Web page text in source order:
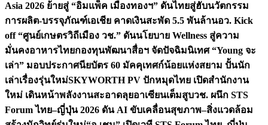
Asia 2026 ย้ายสู่ “อิมแพ็ค เมืองทองฯ” ดันไทยสู่ฮับนวัตกรรม
การผลิต-บรรจุภัณฑ์เอเชีย คาดเงินสะพัด 5.5 พันล้านอว. Kick
off “ศูนย์เกษตรวิถีเมือง วช.” ดันนโยบาย Wellness สู่ความ
มั่นคงอาหารไทยกองทุนพัฒนาสื่อฯ จัดปัจฉิมนิเทศ “Young จะ
เล่า” มอบประกาศนียบัตร 60 มัคคุเทศก์น้อยแห่งสยาม ปั้นนัก
เล่าเรื่องรุ่นใหม่SKYWORTH PV ปักหมุดไทย เปิดสำนักงาน
ใหม่ เดินหน้าพลังงานสะอาดลุยอาเซียนเต็มสูบวช. ผนึก STS
Forum ไทย–ญี่ปุ่น 2026 ดัน AI ขับเคลื่อนสุขภาพ–สิ่งแวดล้อม